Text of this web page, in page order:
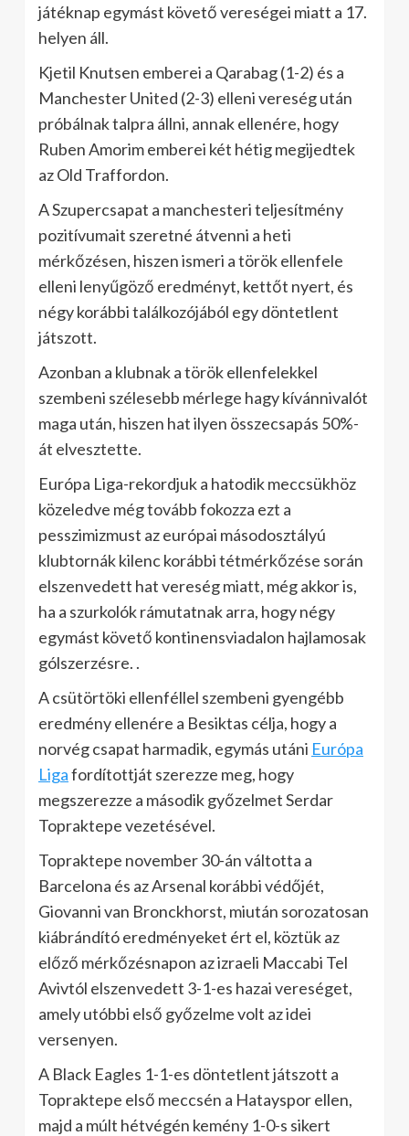
játéknap egymást követő vereségei miatt a 17.
helyen áll.
Kjetil Knutsen emberei a Qarabag (1-2) és a
Manchester United (2-3) elleni vereség után
próbálnak talpra állni, annak ellenére, hogy
Ruben Amorim emberei két hétig megijedtek
az Old Traffordon.
A Szupercsapat a manchesteri teljesítmény
pozitívumait szeretné átvenni a heti
mérkőzésen, hiszen ismeri a török ​​ellenfele
elleni lenyűgöző eredményt, kettőt nyert, és
négy korábbi találkozójából egy döntetlent
játszott.
Azonban a klubnak a török ​​ellenfelekkel
szembeni szélesebb mérlege hagy kívánnivalót
maga után, hiszen hat ilyen összecsapás 50%-
át elvesztette.
Európa Liga-rekordjuk a hatodik meccsükhöz
közeledve még tovább fokozza ezt a
pesszimizmust az európai másodosztályú
klubtornák kilenc korábbi tétmérkőzése során
elszenvedett hat vereség miatt, még akkor is,
ha a szurkolók rámutatnak arra, hogy négy
egymást követő kontinensviadalon hajlamosak
gólszerzésre. .
A csütörtöki ellenféllel szembeni gyengébb
eredmény ellenére a Besiktas célja, hogy a
norvég csapat harmadik, egymás utáni Európa
Ligafordítottját szerezze meg, hogy
megszerezze a második győzelmet Serdar
Topraktepe vezetésével.
Topraktepe november 30-án váltotta a
Barcelona és az Arsenal korábbi védőjét,
Giovanni van Bronckhorst, miután sorozatosan
kiábrándító eredményeket ért el, köztük az
előző mérkőzésnapon az izraeli Maccabi Tel
Avivtól elszenvedett 3-1-es hazai vereséget,
amely utóbbi első győzelme volt az idei
versenyen.
A Black Eagles 1-1-es döntetlent játszott a
Topraktepe első meccsén a Hatayspor ellen,
majd a múlt hétvégén kemény 1-0-s sikert